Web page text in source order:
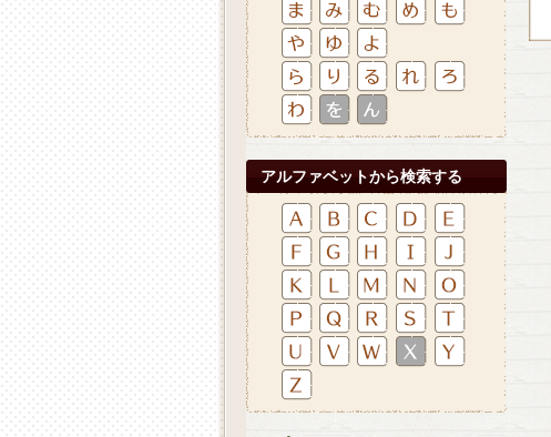
アルファベットから検索する